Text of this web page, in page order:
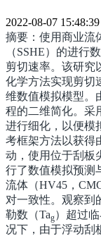
2022-08-07 15:48:39
摘要：使用商业流
（SSHE）的进行
剪切速率。该研究
化学方法实现剪切
维数值模拟模型。
程的二维简化。采
进行细化，以便模
考框架方法以获得
动，使用位于刮板
行了数值模拟预测
流体（HV45，
对一致性。观察到
勒数（Tag）超过
况下，由于浮动刮